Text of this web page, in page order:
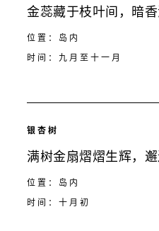
金蕊藏于枝叶间，暗
位置：岛内
时间：九月至十一月
银杏树
满树金扇熠熠生辉，邂
位置：岛内
时间：十月初